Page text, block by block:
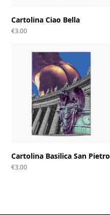
Cartolina Ciao Bella
€3.00
Cartolina Basilica San Pietro
€3.00